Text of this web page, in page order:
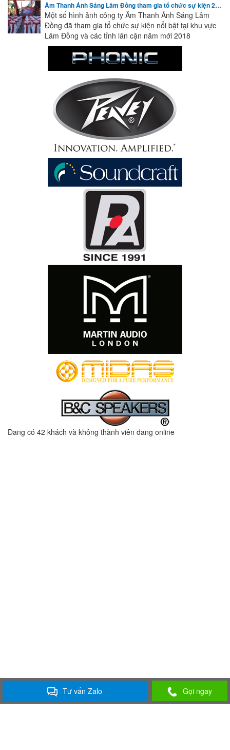
Âm Thanh Ánh Sáng Lâm Đồng tham gia tổ chức sự kiện 2018
Một số hình ảnh công ty Âm Thanh Ánh Sáng Lâm
Đồng đã tham gia tổ chức sự kiện nổi bật tại khu vực
Lâm Đồng và các tỉnh lân cận năm mới 2018
Đang có 42 khách và không thành viên đang online
Tư vấn Zalo Gọi ngay